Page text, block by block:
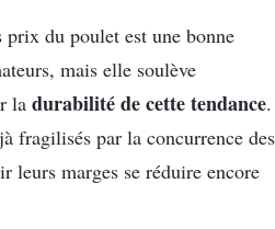
prix du poulet est une bonne
mais elle soulève
la durabilité de cette tendance.
fragilisés par la concurrence des
leurs marges se réduire encore